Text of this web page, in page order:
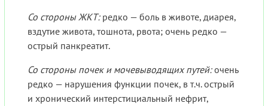
Со стороны ЖКТ: редко — боль в животе, диарея,
вздутие живота, тошнота, рвота; очень редко —
острый панкреатит.
Со стороны почек и мочевыводящих путей:очень
редко — нарушения функции почек, в т.ч. острый
и хронический интерстициальный нефрит,